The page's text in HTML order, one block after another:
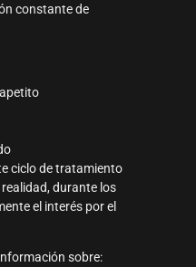
constante de
ciclo de tratamiento
durante los
el interés por el
sobre: